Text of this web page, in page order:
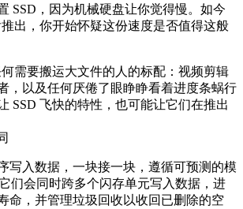
SSD，因为机械硬盘让你觉得慢。如今
出，你开始怀疑这份速度是否值得这般
需要搬运大文件的人的标配：视频剪辑
，以及任何厌倦了眼睁睁看着进度条蜗行
SSD 飞快的特性，也可能让它们在推出
写入数据，一块接一块，遵循可预测的模
们会同时跨多个闪存单元写入数据，进
命，并管理垃圾回收以收回已删除的空